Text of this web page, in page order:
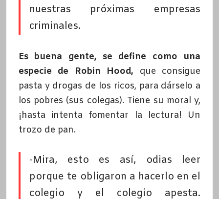
nuestras próximas empresas
criminales.
Es buena gente, se define como una
especie de Robin Hood, que consigue
pasta y drogas de los ricos, para dárselo a
los pobres (sus colegas). Tiene su moral y,
¡hasta intenta fomentar la lectura! Un
trozo de pan.
-Mira, esto es así, odias leer
porque te obligaron a hacerlo en el
colegio y el colegio apesta.